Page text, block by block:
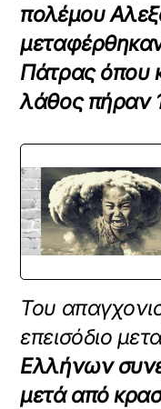
πολέμου
Πάτρας όπου
λάθος πήραν
Του
επεισόδιο
Ελλήνων
μετά από